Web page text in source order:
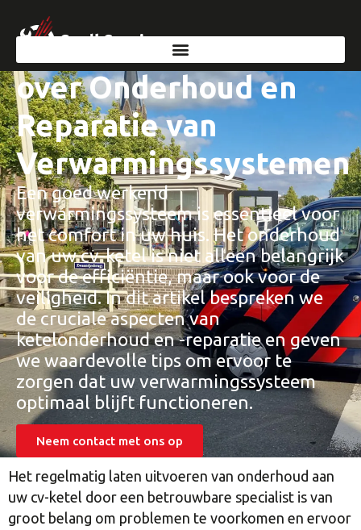
Essentiële Informatie
over Onderhoud en
Reparatie van
Verwarmingssystemen
Een goed werkend
verwarmingssysteem is essentieel voor
het comfort in uw huis. Het onderhoud
van uw cv-ketel is niet alleen belangrijk
voor de efficiëntie, maar ook voor de
veiligheid. In dit artikel bespreken we
de cruciale aspecten van
ketelonderhoud en -reparatie en geven
we waardevolle tips om ervoor te
zorgen dat uw verwarmingssysteem
optimaal blijft functioneren.
Neem contact met ons op
Het regelmatig laten uitvoeren van onderhoud aan
uw cv-ketel door een betrouwbare specialist is van
groot belang om problemen te voorkomen en ervoor